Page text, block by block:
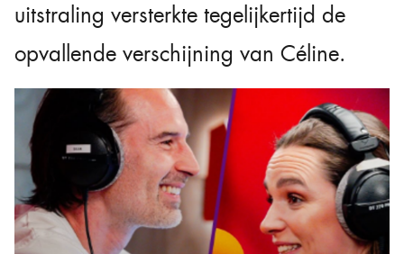
uitstraling versterkte tegelijkertijd de
opvallende verschijning van Céline.